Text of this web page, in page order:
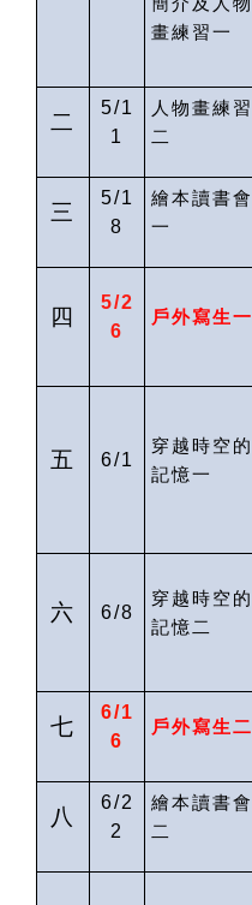
簡介及人物
畫練習一
二
5/1
1
人物畫練習
二
三
5/1
8
繪本讀書會
一
四
5/2
6
戶外寫生一
五 6/1
穿越時空的
記憶一
六 6/8
穿越時空的
記憶二
七
6/1
6
戶外寫生二
八
6/2
2
繪本讀書會
二